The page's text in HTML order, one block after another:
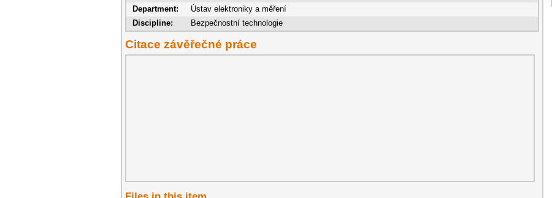
Department:
Ústav elektroniky a měření
Discipline:
Bezpečnostní technologie
Citace závěřečné práce